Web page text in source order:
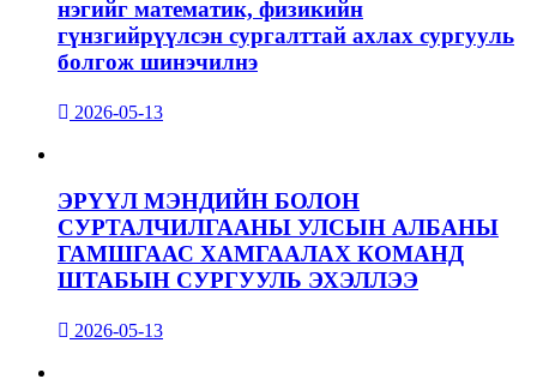
нэгийг математик, физикийн
гүнзгийрүүлсэн сургалттай ахлах сургууль
болгож шинэчилнэ
2026-05-13
ЭРҮҮЛ МЭНДИЙН БОЛОН
СУРТАЛЧИЛГААНЫ УЛСЫН АЛБАНЫ
ГАМШГААС ХАМГААЛАХ КОМАНД
ШТАБЫН СУРГУУЛЬ ЭХЭЛЛЭЭ
2026-05-13